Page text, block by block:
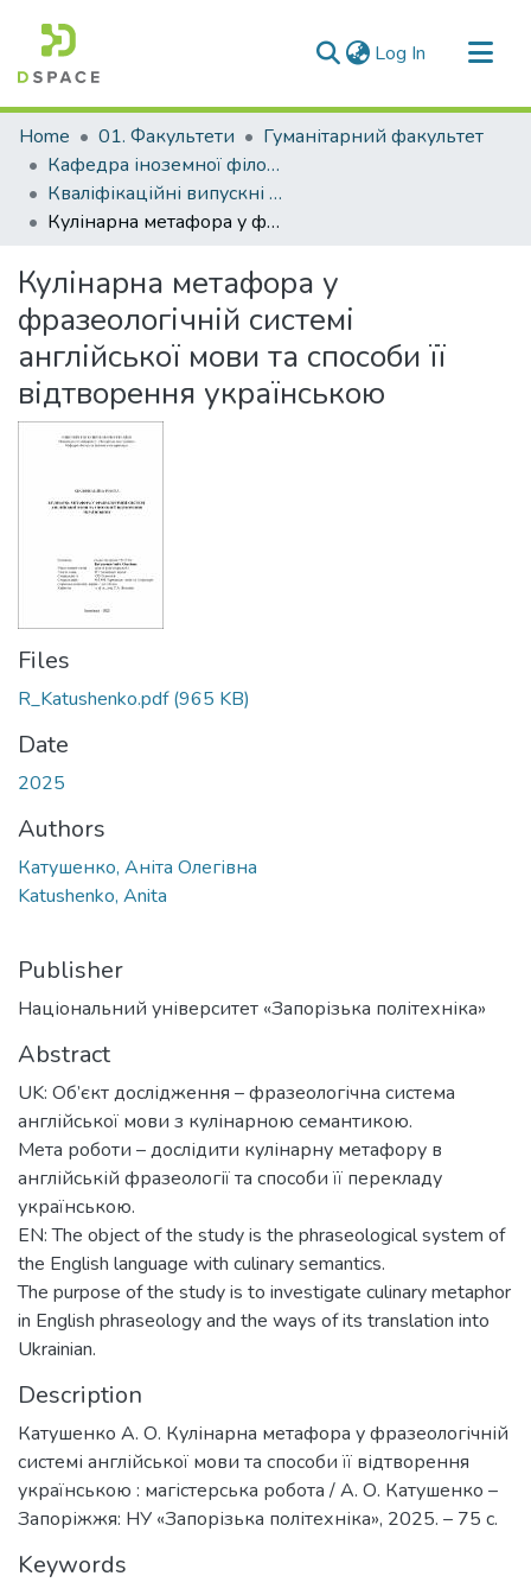
Log In (current)
Communities & Collections
All of DSpace
Statistics
Home 01. Факультети
Гуманітарний факультет
Кафедра іноземної філології та перекладу (Кафедра ІФ та П)
Кваліфікаційні випускні роботи здобувачів вищої освіти кафедри ІФ та П
Кулінарна метафора у фразеологічній системі англійської мови та способи її відтворення українською
Кулінарна метафора у
фразеологічній системі
англійської мови та способи її
відтворення українською
Files
R_Katushenko.pdf(965 KB)
Date
2025
Authors
Катушенко, Аніта Олегівна
Katushenko, Anita
Publisher
Національний університет «Запорізька політехніка»
Abstract
UK: Об’єкт дослідження – фразеологічна система
англійської мови з кулінарною семантикою.
Мета роботи – дослідити кулінарну метафору в
англійській фразеології та способи її перекладу
українською.
EN: The object of the study is the phraseological system of
the English language with culinary semantics.
The purpose of the study is to investigate culinary metaphor
in English phraseology and the ways of its translation into
Ukrainian.
Description
Катушенко А. О. Кулінарна метафора у фразеологічній
системі англійської мови та способи її відтворення
українською : магістерська робота / А. О. Катушенкo –
Запоріжжя: НУ «Запорізька політехніка», 2025. – 75 с.
Keywords